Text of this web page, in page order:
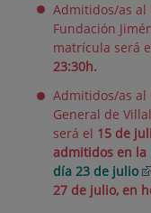
Admitidos/as al
Fundación
matrícula será
23:30h.
Admitidos/as al
General de
será el 15 de
admitidos en la
día 23 de julio
27 de julio, en